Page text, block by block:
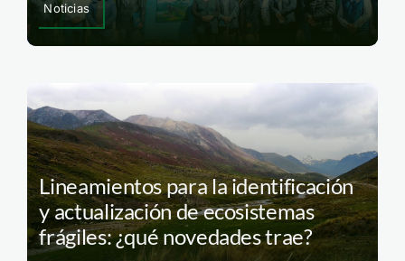
Noticias
Lineamientos para la identificación
y actualización de ecosistemas
frágiles: ¿qué novedades trae?